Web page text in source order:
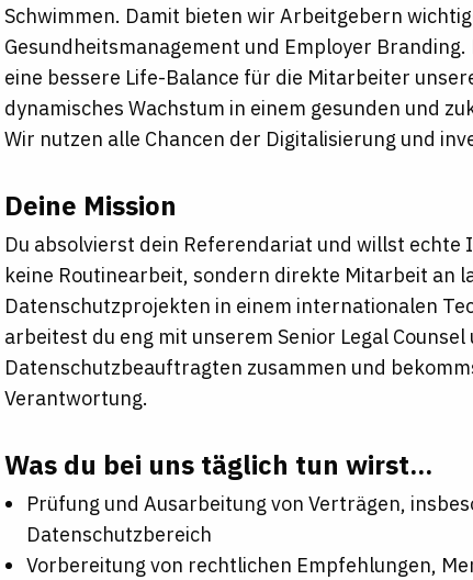
Schwimmen. Damit bieten wir Arbeitgebern
Gesundheitsmanagement und Employer
eine bessere Life-Balance für die Mitarbeiter
dynamisches Wachstum in einem gesunden und
Wir nutzen alle Chancen der Digitalisierung und
Deine Mission
Du absolvierst dein Referendariat und willst
keine Routinearbeit, sondern direkte Mitarbeit an
Datenschutzprojekten in einem internationalen
arbeitest du eng mit unserem Senior Legal Counsel
Datenschutzbeauftragten zusammen und
Verantwortung.
Was du bei uns täglich tun wirst...
Prüfung und Ausarbeitung von Verträgen,
Datenschutzbereich
Vorbereitung von rechtlichen Empfehlungen,